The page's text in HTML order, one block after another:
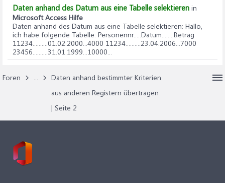
Daten anhand des Datum aus eine Tabelle selektieren in
Microsoft Access Hilfe
Daten anhand des Datum aus eine Tabelle selektieren: Hallo,
ich habe folgende Tabelle: Personennr.....Datum........Betrag
11234..........01.02.2000...4000 11234..........23.04.2006...7000
23456..........31.01.1999...10000...
Foren ...
Daten anhand bestimmter Kriterien
aus anderen Registern übertragen
| Seite 2